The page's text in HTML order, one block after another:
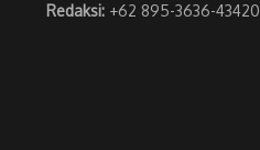
Redaksi: +62 895-3636-43420